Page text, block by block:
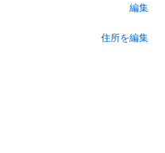
編集
住所を編集